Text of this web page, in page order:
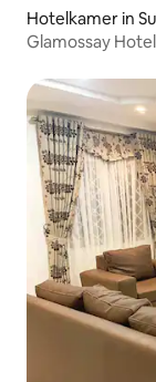
Hotelkamer in
Glamossay